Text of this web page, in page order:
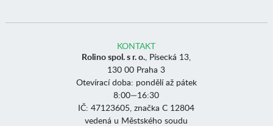
KONTAKT
Rolino spol. s r. o., Písecká 13,
130 00 Praha 3
Otevírací doba: pondělí až pátek
8:00—16:30
IČ: 47123605, značka C 12804
vedená u Městského soudu